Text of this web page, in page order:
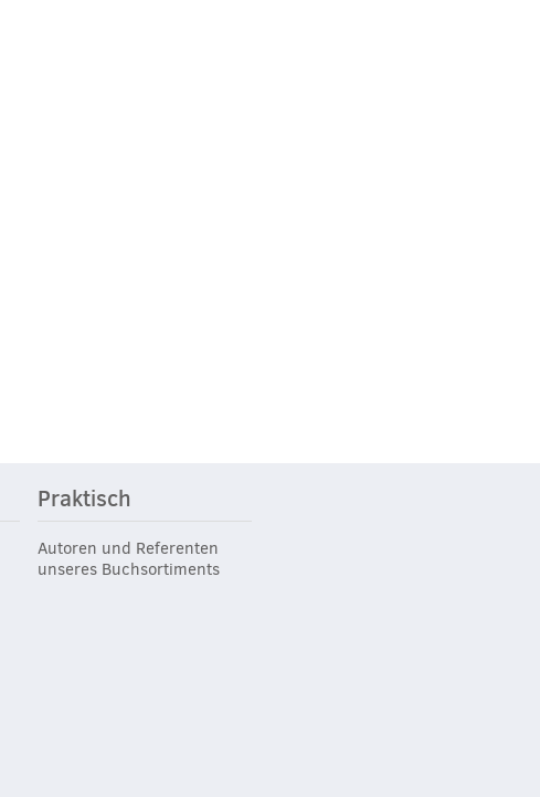
Praktisch
Autoren und Referenten
unseres Buchsortiments